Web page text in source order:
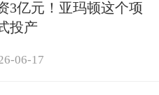
3亿元！亚玛顿这个项
投产
06-17